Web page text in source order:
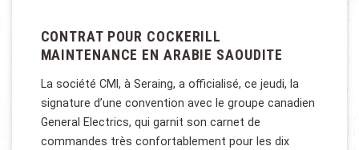
CONTRAT POUR COCKERILL
MAINTENANCE EN ARABIE SAOUDITE
La société CMI, à Seraing, a officialisé, ce jeudi, la
signature d’une convention avec le groupe canadien
General Electrics, qui garnit son carnet de
commandes très confortablement pour les dix